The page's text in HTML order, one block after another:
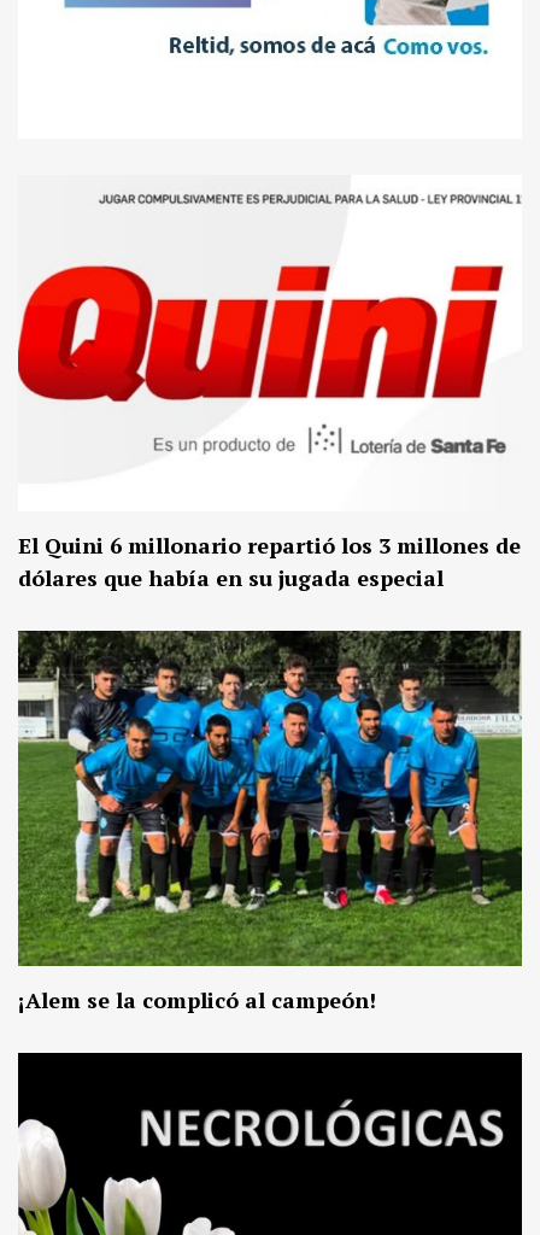
El Quini 6 millonario repartió los 3 millones de
dólares que había en su jugada especial
¡Alem se la complicó al campeón!